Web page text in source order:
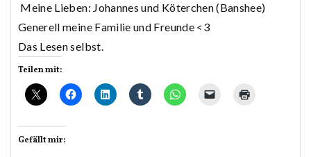
Meine Lieben: Johannes und Köterchen (Banshee)
Generell meine Familie und Freunde <3
Das Lesen selbst.
Teilen mit:
Gefällt mir: